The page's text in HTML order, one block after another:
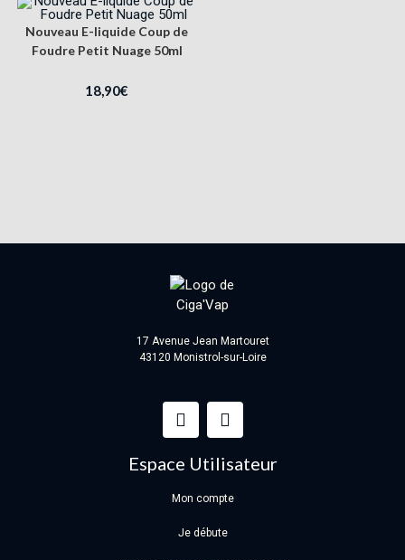
Nouveau E-liquide Coup de
Foudre Petit Nuage 50ml
18,90€
17 Avenue Jean Martouret
43120 Monistrol-sur-Loire
Espace Utilisateur
Mon compte
Je débute